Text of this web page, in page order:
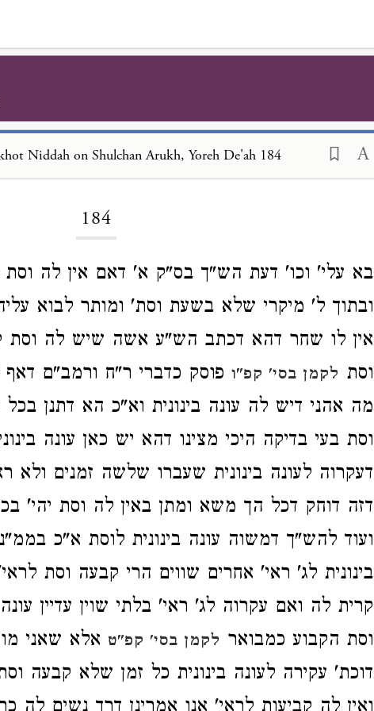
Niddah on Shulchan Arukh, Yoreh De'ah 184
184
בא עלי' וכו' דעת הש"ך בס"ק א' דאם אין לה
ובתוך ל' מיקרי שלא בשעת וסת' ומותר לבוא
אין לו שחר דהא דכתב הש"ע אשה שיש לה וסת
וסת לקמן בסי' קפ"ו פוסק כדברי ר"ח ורמב"ם
מה אהני דיש לה עונה בינונית וא"כ הא דתנן
וסת בעי בדיקה היכי מצינו דהא יש כאן עונה
דעקרוה לעונה בינונית שעברו שלשה זמנים ולא
דזה דוחק דכל הך משא ומתן באין לה וסת יהי'
ועוד להש"ך דמשוה עונה בינונית לוסת א"כ
בינונית לג' ראי' אחרים שווים הרי קבעה וסת
קרית לה ואם עקרוה לג' ראי' בלתי שוין עדיין
וסת הקבוע כמבואר לקמן בסי' קפ"ט אלא שאני
דוכת' עקירה לעונה בינונית כל זמן שלא קבעה